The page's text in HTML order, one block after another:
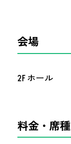
会場
2F ホール
料金・席種